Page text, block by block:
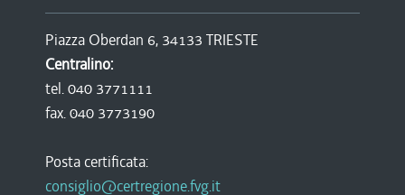
Piazza Oberdan 6, 34133 TRIESTE
Centralino:
tel. 040 3771111
fax. 040 3773190
Posta certificata:
consiglio@certregione.fvg.it